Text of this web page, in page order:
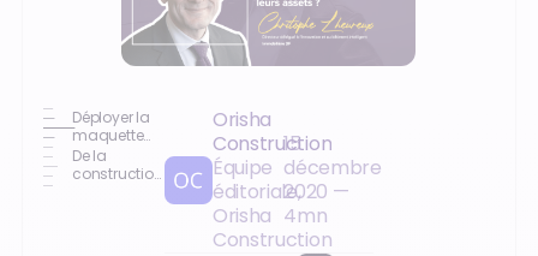
Déployer la
maquette
numérique
sur
De la
construction
Orisha
Construction
Équipe
éditoriale,
Orisha
Construction
15
décembre
2020 —
4mn